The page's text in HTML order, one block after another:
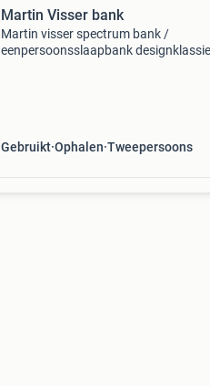
Martin Visser bank
Martin visser spectrum bank /
eenpersoonsslaapbank
Gebruikt Ophalen Tweepersoons